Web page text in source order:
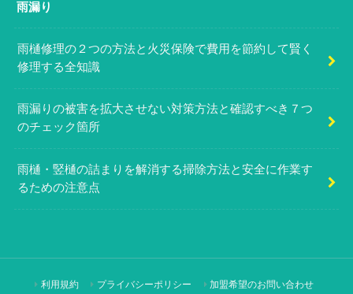
雨漏り
雨樋修理の２つの方法と火災保険で費用を節約して賢く
修理する全知識
雨漏りの被害を拡大させない対策方法と確認すべき７つ
のチェック箇所
雨樋・竪樋の詰まりを解消する掃除方法と安全に作業す
るための注意点
利用規約 プライバシーポリシー 加盟希望のお問い合わせ